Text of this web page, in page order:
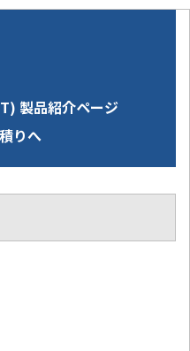
製品紹介ページ
りへ